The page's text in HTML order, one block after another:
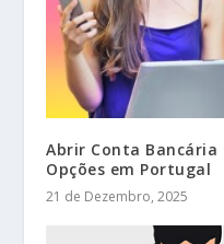
Abrir Conta Bancária
Opções em Portugal
21 de Dezembro, 2025